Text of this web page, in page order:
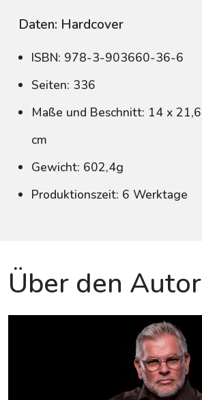
Daten: Hardcover
ISBN: 978-3-903660-36-6
Seiten: 336
Maße und Beschnitt: 14 x 21,6
cm
Gewicht: 602,4g
Produktionszeit: 6 Werktage
Über den Autor